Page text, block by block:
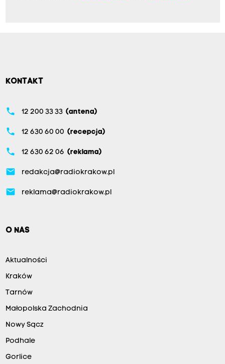
KONTAKT
phone 12 200 33 33 (antena)
phone 12 630 60 00 (recepcja)
phone 12 630 62 06 (reklama)
email redakcja@radiokrakow.pl
email reklama@radiokrakow.pl
O NAS
Aktualności
Kraków
Tarnów
Małopolska Zachodnia
Nowy Sącz
Podhale
Gorlice